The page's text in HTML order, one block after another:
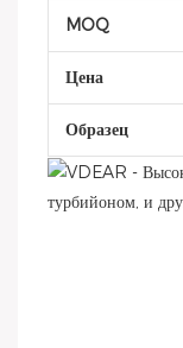
MOQ
Цена
Образец